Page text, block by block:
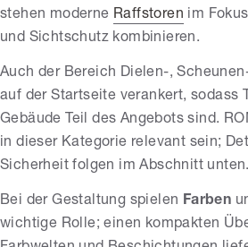
stehen moderne Raffstoren im
und Sichtschutz kombinieren.
Auch der Bereich Dielen-,
auf der Startseite verankert, sodass
Gebäude Teil des Angebots sind.
in dieser Kategorie relevant sein;
Sicherheit folgen im Abschnitt unten.
Bei der Gestaltung spielen Farben
wichtige Rolle; einen kompakten